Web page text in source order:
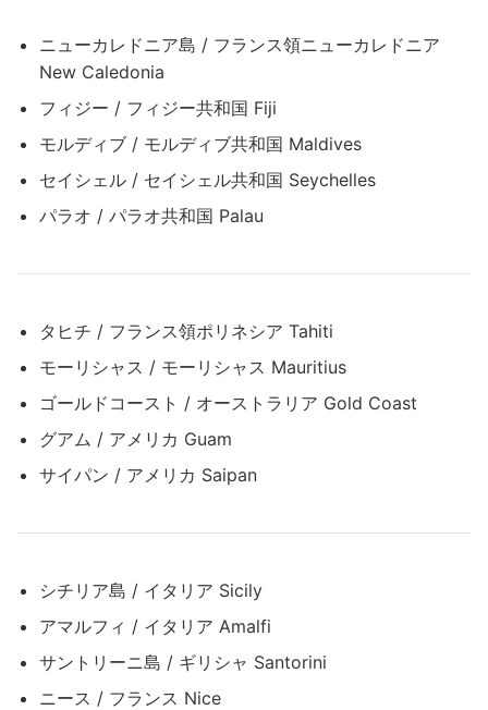
ニューカレドニア島 / フランス領ニューカレドニア
New Caledonia
フィジー / フィジー共和国 Fiji
モルディブ / モルディブ共和国 Maldives
セイシェル / セイシェル共和国 Seychelles
パラオ / パラオ共和国 Palau
タヒチ / フランス領ポリネシア Tahiti
モーリシャス / モーリシャス Mauritius
ゴールドコースト / オーストラリア Gold Coast
グアム / アメリカ Guam
サイパン / アメリカ Saipan
シチリア島 / イタリア Sicily
アマルフィ / イタリア Amalfi
サントリーニ島 / ギリシャ Santorini
ニース / フランス Nice